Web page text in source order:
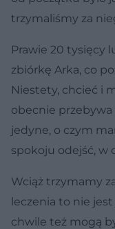
trzymaliśmy za
Prawie 20 tysięcy
zbiórkę Arka, co
Niestety, chcieć i
obecnie
jedyne, o czym
spokoju odejść, w
Wciąż trzymamy
leczenia to nie
chwile też mogą